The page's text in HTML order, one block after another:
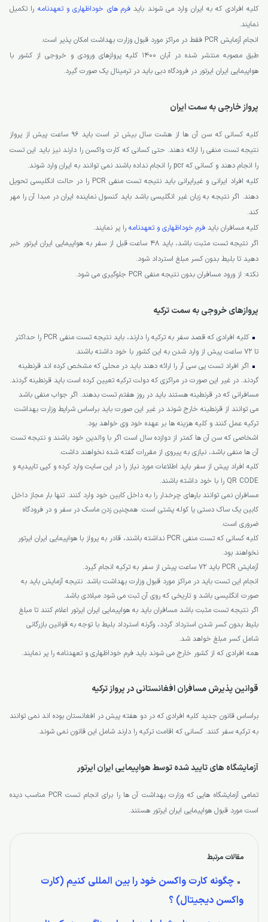
کلیه افرادی که به ایران وارد می شوند باید فرم های خوداظهاری و تعهدنامه را تکمیل
نمایند.
انجام آزمایش PCR فقط در مراکز مورد قبول وزارت بهداشت امکان پذیر است.
طبق مصوبه منتشر شده در آبان 1400 کلیه پروازهای ورودی و خروجی از کشور با
هواپیمایی ایران ایرتور در فرودگاه دبی باید در ترمینال یک صورت گیرد.
پرواز خارجی به سمت ایران
کلیه کسانی که سن آن ها از هشت سال بیش تر است باید 96 ساعت پیش از پرواز
نتیجه تست منفی را ارائه دهند. حتی کسانی که کارت واکسن را دارند نیز باید این تست
را انجام دهند و کسانی که pcr را انجام نداده باشند نمی توانند به ایران وارد شوند.
کلیه افراد ایرانی و غیرایرانی باید نتیجه تست منفی PCR را در حالت انگلیسی تحویل
دهند. اگر نتیجه به زبان غیر انگلیسی باشد باید کنسول نماینده ایران در مبدا آن را مهر
کند.
کلیه مسافران باید فرم خوداظهاری و تعهدنامه را پر نمایند.
اگر نتیجه تست مثبت باشد، باید 48 ساعت قبل از سفر به هواپیمایی ایران ایرتور خبر
دهید تا بلیط بدون کسر مبلغ استرداد شود.
نکته: از ورود مسافران بدون نتیجه منفی PCR جلوگیری می شود.
پروازهای خروجی به سمت ترکیه
کلیه افرادی که قصد سفر به ترکیه را دارند، باید نتیجه تست منفی PCR را حداکثر
تا 72 ساعت پیش از وارد شدن به این کشور با خود داشته باشند.
اگر افراد تست پی سی آر را ارائه دهند باید در محلی که مشخص کرده اند قرنطینه
گردند. در غیر این صورت در مراکزی که دولت ترکیه تعیین کرده است باید قرنطینه گردند.
مسافرانی که در قرنطینه هستند باید در روز هفتم تست بدهند. اگر جواب منفی باشد
می توانند از قرنطینه خارج شوند در غیر این صورت باید براساس شرایط وزارت بهداشت
ترکیه عمل کنند و کلیه هزینه ها بر عهده خود وی خواهد بود.
اشخاصی که سن آن ها کمتر از دوازده سال است اگر با والدین خود باشند و نتیجه تست
آن ها منفی باشد، نیازی به پیروی از مقررات گفته شده نخواهند داشت.
کلیه افراد پیش از سفر باید اطلاعات مورد نیاز را در این سایت وارد کرده و کپی تاییدیه و
QR CODE را با خود داشته باشند.
مسافران نمی توانند بارهای چرخدار را به داخل کابین خود وارد کنند. تنها بار مجاز داخل
کابین یک ساک دستی یا کوله پشتی است. همچنین زدن ماسک در سفر و در فرودگاه
ضروری است.
کلیه کسانی که تست منفی PCR نداشته باشند، قادر به پرواز با هواپیمایی ایران ایرتور
نخواهند بود.
آزمایش PCR باید 72 ساعت پیش از سفر به ترکیه انجام گیرد.
انجام این تست باید در مراکز مورد قبول وزارت بهداشت باشد. نتیجه آزمایش باید به
صورت انگلیسی باشد و تاریخی که روی آن ثبت می شود میلادی باشد.
اگر نتیجه تست مثبت باشد مسافران باید به هواپیمایی ایران ایرتور اعلام کنند تا مبلغ
بلیط بدون کسر شدن استرداد گردد، وگرنه استرداد بلیط با توجه به قوانین بازرگانی
شامل کسر مبلغ خواهد شد.
همه افرادی که از کشور خارج می شوند باید فرم خوداظهاری و تعهدنامه را پر نمایند.
قوانین پذیرش مسافران افغانستانی در پرواز ترکیه
براساس قانون جدید کلیه افرادی که در دو هفته پیش در افغانستان بوده اند نمی توانند
به ترکیه سفر کنند. کسانی که اقامت ترکیه را دارند شامل این قانون نمی شوند.
آزمایشگاه های تایید شده توسط هواپیمایی ایران ایرتور
تمامی آزمایشگاه هایی که وزارت بهداشت آن ها را برای انجام تست PCR مناسب دیده
است مورد قبول هواپیمایی ایران ایرتور هستند.
مقالات مرتبط
چگونه کارت واکسن خود را بین المللی کنیم (کارت
واکسن دیجیتال) ؟